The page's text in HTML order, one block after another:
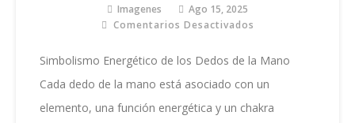
Imagenes
Ago 15, 2025
Comentarios Desactivados
DE
DEDOS
DE
Simbolismo Energético de los Dedos de la Mano
Cada dedo de la mano está asociado con un
elemento, una función energética y un chakra